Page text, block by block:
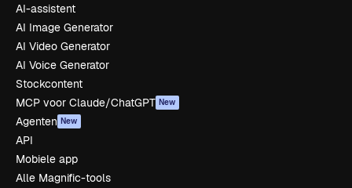
AI-assistent
AI Image Generator
AI Video Generator
AI Voice Generator
Stockcontent
MCP voor Claude/ChatGPT New
Agenten New
API
Mobiele app
Alle Magnific-tools